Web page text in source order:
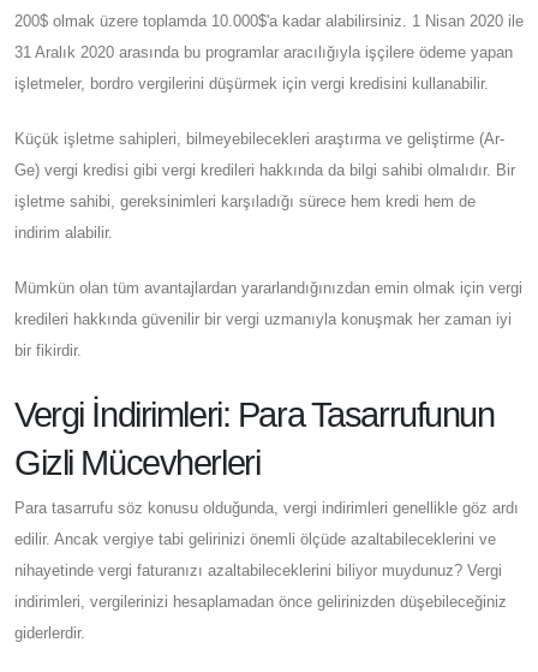
200$ olmak üzere toplamda 10.000$'a kadar alabilirsiniz. 1 Nisan 2020 ile
31 Aralık 2020 arasında bu programlar aracılığıyla işçilere ödeme yapan
işletmeler, bordro vergilerini düşürmek için vergi kredisini kullanabilir.
Küçük işletme sahipleri, bilmeyebilecekleri araştırma ve geliştirme (Ar-
Ge) vergi kredisi gibi vergi kredileri hakkında da bilgi sahibi olmalıdır. Bir
işletme sahibi, gereksinimleri karşıladığı sürece hem kredi hem de
indirim alabilir.
Mümkün olan tüm avantajlardan yararlandığınızdan emin olmak için vergi
kredileri hakkında güvenilir bir vergi uzmanıyla konuşmak her zaman iyi
bir fikirdir.
Vergi İndirimleri: Para Tasarrufunun
Gizli Mücevherleri
Para tasarrufu söz konusu olduğunda, vergi indirimleri genellikle göz ardı
edilir. Ancak vergiye tabi gelirinizi önemli ölçüde azaltabileceklerini ve
nihayetinde vergi faturanızı azaltabileceklerini biliyor muydunuz? Vergi
indirimleri, vergilerinizi hesaplamadan önce gelirinizden düşebileceğiniz
giderlerdir.